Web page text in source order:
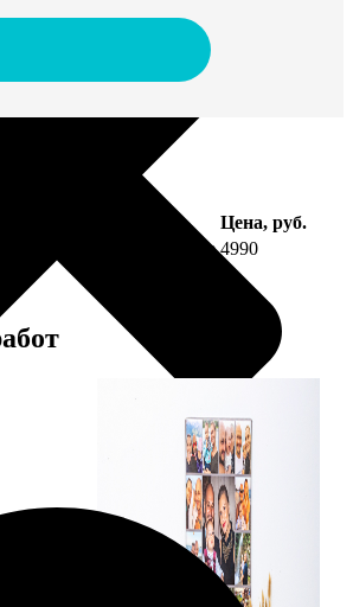
Цена, руб.
40х60 на подрамнике 4990